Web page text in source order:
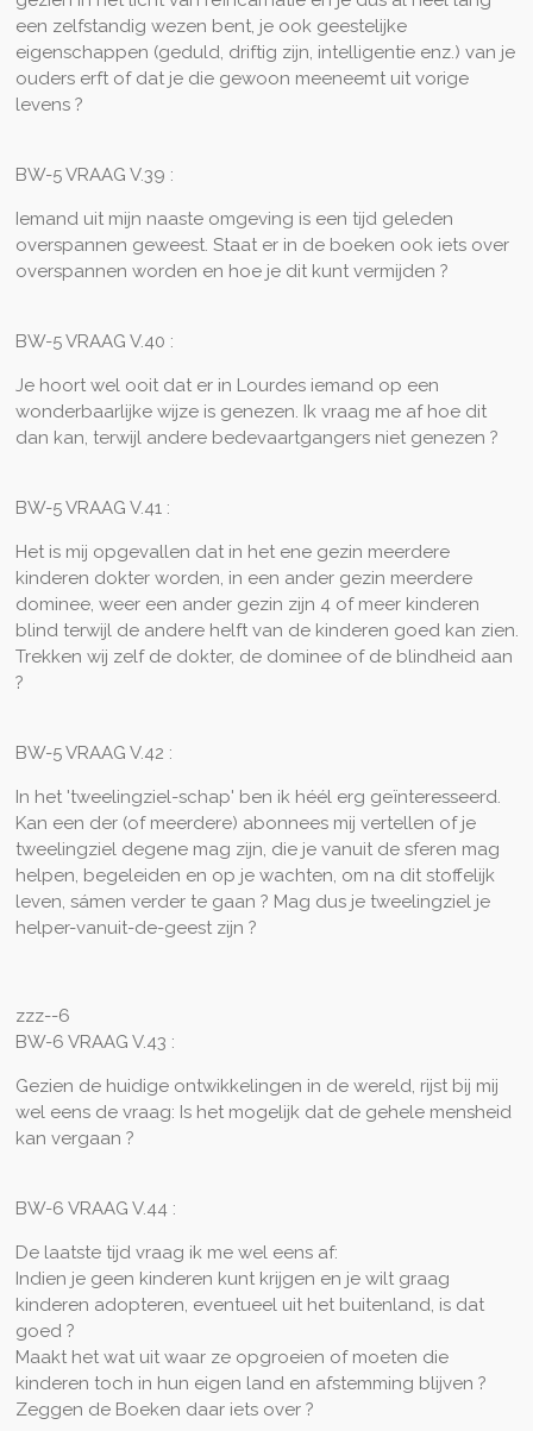
een zelfstandig wezen bent, je ook geestelijke
eigenschappen (geduld, driftig zijn, intelligentie enz.) van je
ouders erft of dat je die gewoon meeneemt uit vorige
levens ?
BW-5 VRAAG V.39 :
Iemand uit mijn naaste omgeving is een tijd geleden
overspannen geweest. Staat er in de boeken ook iets over
overspannen worden en hoe je dit kunt vermijden ?
BW-5 VRAAG V.40 :
Je hoort wel ooit dat er in Lourdes iemand op een
wonderbaarlijke wijze is genezen. Ik vraag me af hoe dit
dan kan, terwijl andere bedevaartgangers niet genezen ?
BW-5 VRAAG V.41 :
Het is mij opgevallen dat in het ene gezin meerdere
kinderen dokter worden, in een ander gezin meerdere
dominee, weer een ander gezin zijn 4 of meer kinderen
blind terwijl de andere helft van de kinderen goed kan zien.
Trekken wij zelf de dokter, de dominee of de blindheid aan
?
BW-5 VRAAG V.42 :
In het 'tweelingziel-schap' ben ik héél erg geïnteresseerd.
Kan een der (of meerdere) abonnees mij vertellen of je
tweelingziel degene mag zijn, die je vanuit de sferen mag
helpen, begeleiden en op je wachten, om na dit stoffelijk
leven, sámen verder te gaan ? Mag dus je tweelingziel je
helper-vanuit-de-geest zijn ?
zzz--6
BW-6 VRAAG V.43 :
Gezien de huidige ontwikkelingen in de wereld, rijst bij mij
wel eens de vraag: Is het mogelijk dat de gehele mensheid
kan vergaan ?
BW-6 VRAAG V.44 :
De laatste tijd vraag ik me wel eens af:
Indien je geen kinderen kunt krijgen en je wilt graag
kinderen adopteren, eventueel uit het buitenland, is dat
goed ?
Maakt het wat uit waar ze opgroeien of moeten die
kinderen toch in hun eigen land en afstemming blijven ?
Zeggen de Boeken daar iets over ?